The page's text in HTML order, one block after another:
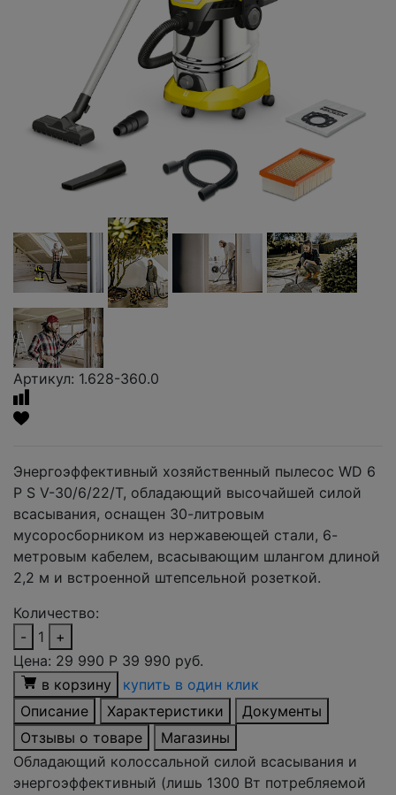
Артикул: 1.628-360.0
Энергоэффективный хозяйственный пылесос WD 6
P S V-30/6/22/T, обладающий высочайшей силой
всасывания, оснащен 30-литровым
мусоросборником из нержавеющей стали, 6-
метровым кабелем, всасывающим шлангом длиной
2,2 м и встроенной штепсельной розеткой.
Количество:
-
1
+
Цена: 29 990 Р 39 990 руб.
в корзину
купить в один клик
Описание
Характеристики
Документы
Отзывы о товаре
Магазины
Обладающий колоссальной силой всасывания и
энергоэффективный (лишь 1300 Вт потребляемой